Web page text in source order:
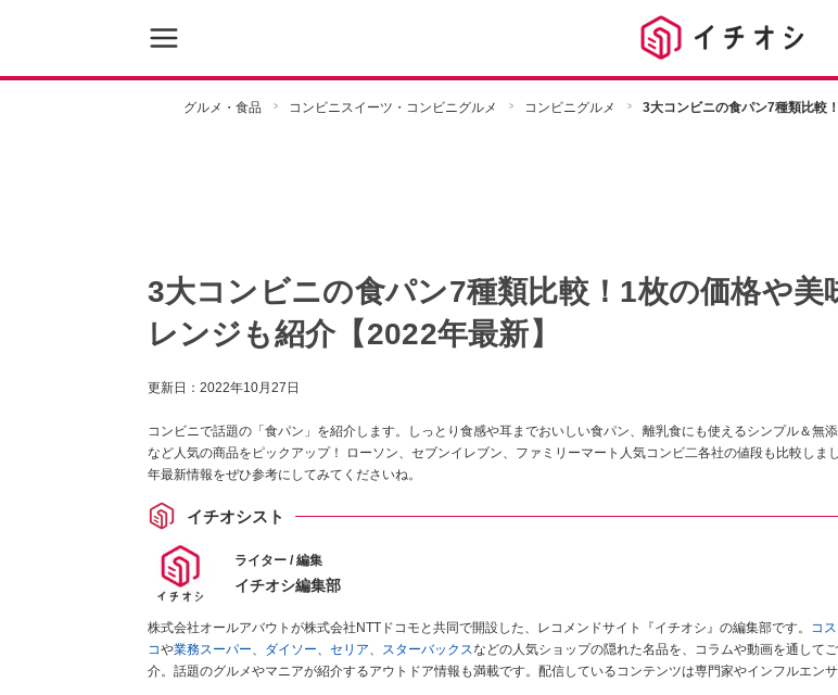
グルメ・食品 コンビニスイーツ・コンビニグルメ コンビニグルメ 3大コンビニの食パン7種類比較
3大コンビニの食パン7種類比較！1枚の価格や美
レンジも紹介【2022年最新】
更新日： 2022年10月27日
コンビニで話題の「食パン」を紹介します。しっとり食感や耳までおいしい食パン、離乳食にも使えるシンプル＆無
など人気の商品をピックアップ！ ローソン、セブンイレブン、ファミリーマート人気コンビ二各社の値段も比較しま
年最新情報をぜひ参考にしてみてくださいね。
イチオシスト
ライター / 編集
イチオシ編集部
株式会社オールアバウトが株式会社NTTドコモと共同で開設した、レコメンドサイト『イチオシ』の編集部です。
コス
コや業務スーパー、 ダイソー、 セリア、 スターバックスなどの人気ショップの隠れた名品を、コラムや動画を通して
介。話題のグルメやマニアが紹介するアウトドア情報も満載です。配信しているコンテンツは専門家やインフルエン